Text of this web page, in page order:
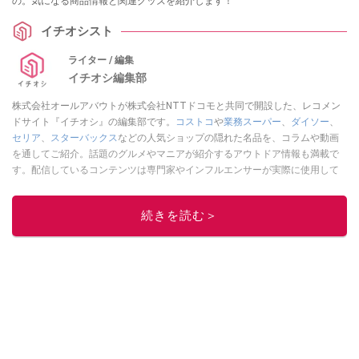
イチオシスト
ライター / 編集
イチオシ編集部
株式会社オールアバウトが株式会社NTTドコモと共同で開設した、レコメン
ドサイト『イチオシ』の編集部です。
コストコや業務スーパー、 ダイソー、
セリア、 スターバックスなどの人気ショップの隠れた名品を、コラムや動画
を通してご紹介。話題のグルメやマニアが紹介するアウトドア情報も満載で
す。配信しているコンテンツは専門家やインフルエンサーが実際に使用して
ニュースでフォロー
続きを読む＞